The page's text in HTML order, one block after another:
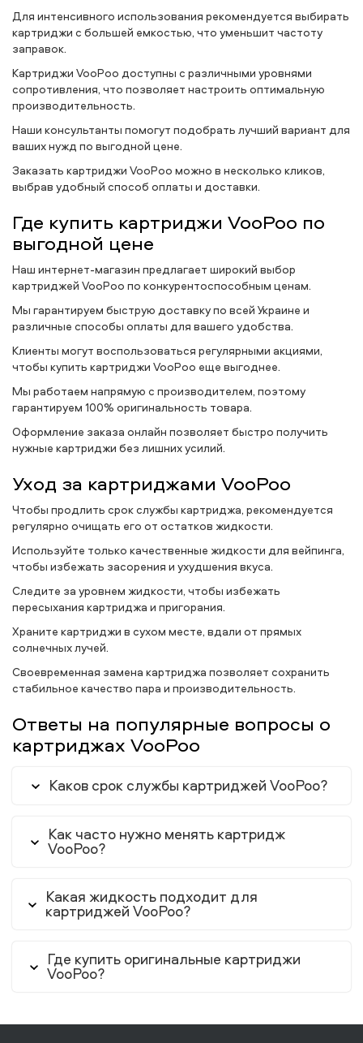
Для интенсивного использования рекомендуется выбирать
картриджи с большей емкостью, что уменьшит частоту
заправок.
Картриджи VooPoo доступны с различными уровнями
сопротивления, что позволяет настроить оптимальную
производительность.
Наши консультанты помогут подобрать лучший вариант для
ваших нужд по выгодной цене.
Заказать картриджи VooPoo можно в несколько кликов,
выбрав удобный способ оплаты и доставки.
Где купить картриджи VooPoo по
выгодной цене
Наш интернет-магазин предлагает широкий выбор
картриджей VooPoo по конкурентоспособным ценам.
Мы гарантируем быструю доставку по всей Украине и
различные способы оплаты для вашего удобства.
Клиенты могут воспользоваться регулярными акциями,
чтобы купить картриджи VooPoo еще выгоднее.
Мы работаем напрямую с производителем, поэтому
гарантируем 100% оригинальность товара.
Оформление заказа онлайн позволяет быстро получить
нужные картриджи без лишних усилий.
Уход за картриджами VooPoo
Чтобы продлить срок службы картриджа, рекомендуется
регулярно очищать его от остатков жидкости.
Используйте только качественные жидкости для вейпинга,
чтобы избежать засорения и ухудшения вкуса.
Следите за уровнем жидкости, чтобы избежать
пересыхания картриджа и пригорания.
Храните картриджи в сухом месте, вдали от прямых
солнечных лучей.
Своевременная замена картриджа позволяет сохранить
стабильное качество пара и производительность.
Ответы на популярные вопросы о
картриджах VooPoo
Каков срок службы картриджей VooPoo?
Как часто нужно менять картридж
VooPoo?
Какая жидкость подходит для
картриджей VooPoo?
Где купить оригинальные картриджи
VooPoo?